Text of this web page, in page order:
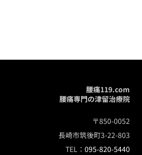
腰痛119.com
腰痛専門の津留治療院
〒850-0052
長崎市筑後町3-22-803
TEL： 095-820-5440